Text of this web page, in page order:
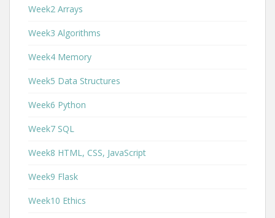
Week2 Arrays
Week3 Algorithms
Week4 Memory
Week5 Data Structures
Week6 Python
Week7 SQL
Week8 HTML, CSS, JavaScript
Week9 Flask
Week10 Ethics